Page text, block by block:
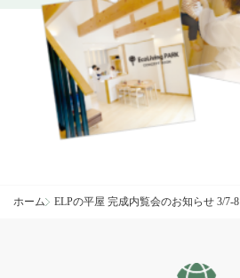
ホーム ELPの平屋 完成内覧会のお知らせ 3/7-8